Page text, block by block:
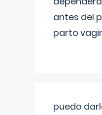
antes del
parto
puedo